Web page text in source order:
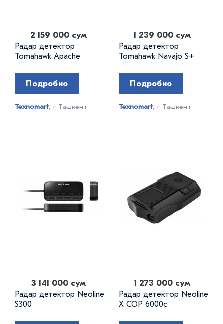
2 159 000 сум
Радар детектор
Tomahawk Apache
Подробно
Texnomart, г Ташкент
1 239 000 сум
Радар детектор
Tomahawk Navajo S+
Подробно
Texnomart, г Ташкент
3 141 000 сум
Радар детектор Neoline
S300
1 273 000 сум
Радар детектор Neoline
X COP 6000c